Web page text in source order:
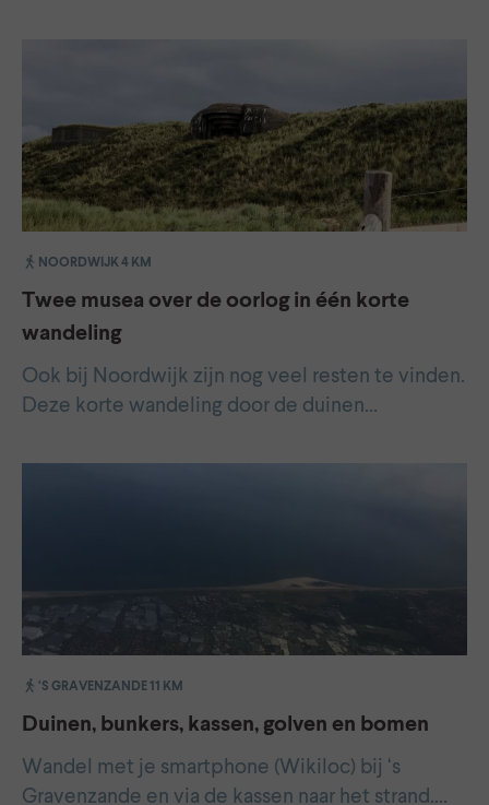
NOORDWIJK 4 KM
Twee musea over de oorlog in één korte
wandeling
Ook bij Noordwijk zijn nog veel resten te vinden.
Deze korte wandeling door de duinen…
‘S GRAVENZANDE 11 KM
Duinen, bunkers, kassen, golven en bomen
Wandel met je smartphone (Wikiloc) bij ‘s
Gravenzande en via de kassen naar het strand.…